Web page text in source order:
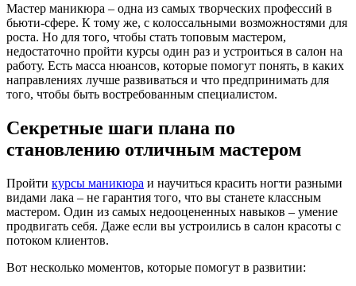
Мастер маникюра – одна из самых творческих профессий в
бьюти-сфере. К тому же, с колоссальными возможностями для
роста. Но для того, чтобы стать топовым мастером,
недостаточно пройти курсы один раз и устроиться в салон на
работу. Есть масса нюансов, которые помогут понять, в каких
направлениях лучше развиваться и что предпринимать для
того, чтобы быть востребованным специалистом.
Секретные шаги плана по
становлению отличным мастером
Пройти курсы маникюра и научиться красить ногти разными
видами лака – не гарантия того, что вы станете классным
мастером. Один из самых недооцененных навыков – умение
продвигать себя. Даже если вы устроились в салон красоты с
потоком клиентов.
Вот несколько моментов, которые помогут в развитии: